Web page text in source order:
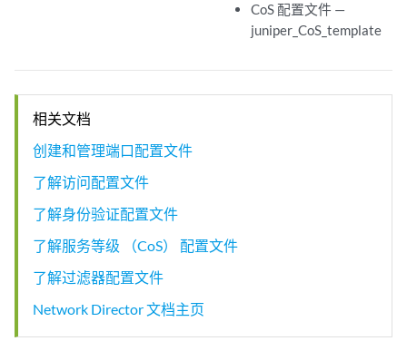
CoS 配置文件 —
juniper_CoS_template
相关文档
创建和管理端口配置文件
了解访问配置文件
了解身份验证配置文件
了解服务等级 （CoS） 配置文件
了解过滤器配置文件
Network Director 文档主页